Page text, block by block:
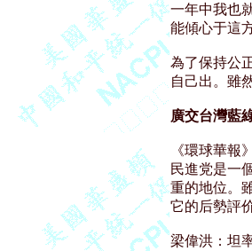
一年中我也
能傾心于這
為了保持公
自己出。雖
廣交台灣藍
《環球華報
民進党是一
重的地位。
它的后勢評
梁偉洪：坦